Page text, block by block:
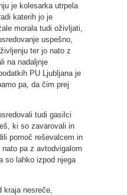
je kolesarka utrpela
katerih jo je
morala tudi oživljati,
uspešno,
ter jo nato z
na nadaljnje
PU Ljubljana je
pa, da čim prej
tudi gasilci
ki so zavarovali in
pomoč reševalcem in
pa z avtodvigalom
so lahko izpod njega
nesreče,